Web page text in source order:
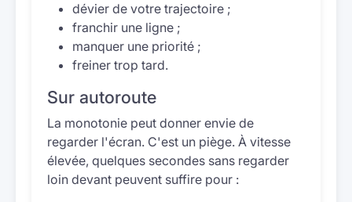
dévier de votre trajectoire ;
franchir une ligne ;
manquer une priorité ;
freiner trop tard.
Sur autoroute
La monotonie peut donner envie de
regarder l'écran. C'est un piège. À vitesse
élevée, quelques secondes sans regarder
loin devant peuvent suffire pour :